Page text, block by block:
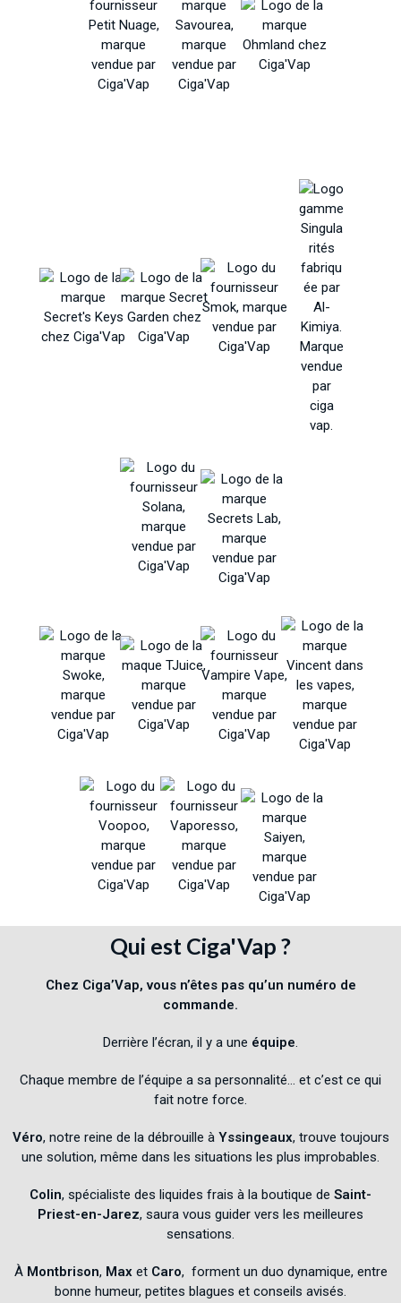
Qui est Ciga'Vap ?
Chez Ciga’Vap, vous n’êtes pas qu’un numéro de
commande.
Derrière l’écran, il y a une équipe.
Chaque membre de l’équipe a sa personnalité… et c’est ce qui
fait notre force.
Véro, notre reine de la débrouille à Yssingeaux, trouve toujours
une solution, même dans les situations les plus improbables.
Colin, spécialiste des liquides frais à la boutique de Saint-
Priest-en-Jarez, saura vous guider vers les meilleures
sensations.
À Montbrison, Maxet Caro, forment un duo dynamique, entre
bonne humeur, petites blagues et conseils avisés.